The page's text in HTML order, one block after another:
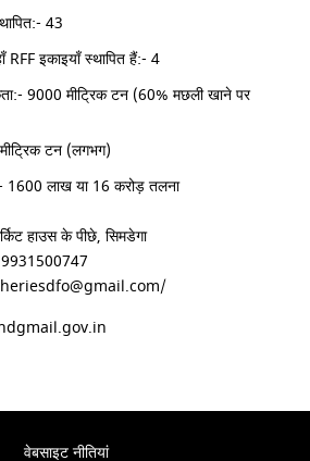
43
इकाइयाँ स्थापित हैं:- 4
9000 मीट्रिक टन (60% मछली खाने पर
टन (लगभग)
1600 लाख या 16 करोड़ तलना
हाउस के पीछे, सिमडेगा
9931500747
वेबसाइट नीतियां